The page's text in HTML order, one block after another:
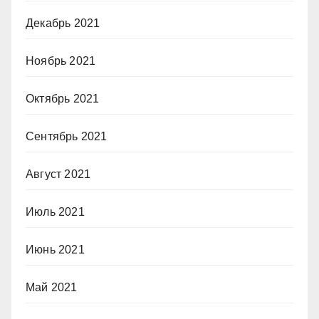
Декабрь 2021
Ноябрь 2021
Октябрь 2021
Сентябрь 2021
Август 2021
Июль 2021
Июнь 2021
Май 2021